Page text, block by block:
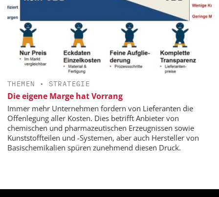
THEMEN • STRATEGIE
Die eigene Marge hat Vorrang
Immer mehr Unternehmen fordern von Lieferanten die
Offenlegung aller Kosten. Dies betrifft Anbieter von
chemischen und pharmazeutischen Erzeugnissen sowie
Kunststoffteilen und -Systemen, aber auch Hersteller von
Basischemikalien spüren zunehmend diesen Druck.